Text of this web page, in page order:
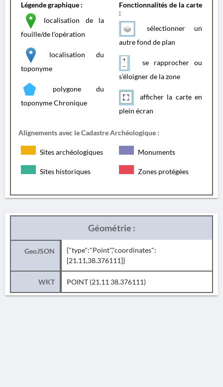
Légende graphique :
localisation de la
fouille/de l'opération
localisation du
toponyme
polygone du
toponyme Chronique
Fonctionnalités de la carte
:
sélectionner un
autre fond de plan
se rapprocher ou
s'éloigner de la zone
afficher la carte en
plein écran
Alignements avec le Cadastre Archéologique :
Sites archéologiques Monuments
Sites historiques Zones protégées
Géométrie :
GeoJSON
{"type":"Point","coordinates":
[21.11,38.376111]}
WKT POINT (21.11 38.376111)